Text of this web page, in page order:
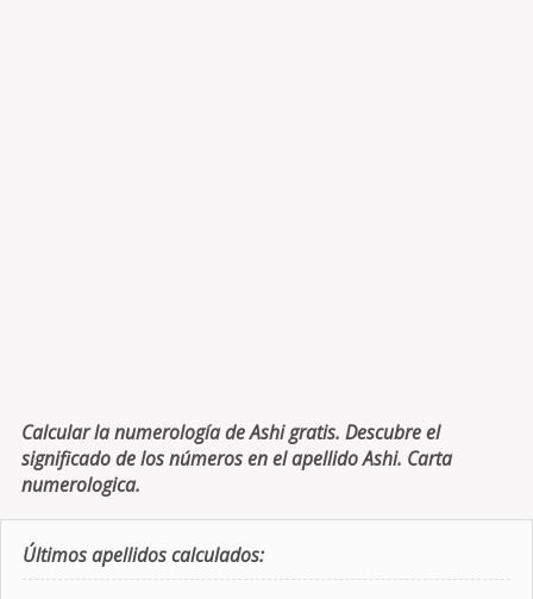
Calcular la numerología de Ashi gratis. Descubre el
significado de los números en el apellido Ashi. Carta
numerologica.
Últimos apellidos calculados: